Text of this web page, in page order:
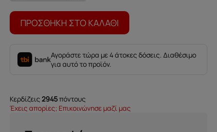
ΠΡΟΣΘΉΚΗ ΣΤΟ ΚΑΛΆΘΙ
Αγοράστε τώρα με 4 άτοκες δόσεις. Διαθέσιμο
για αυτό το προϊόν.
Κερδίζεις 2945πόντους
Έχεις απορίες; Επικοινώνησε μαζί μας